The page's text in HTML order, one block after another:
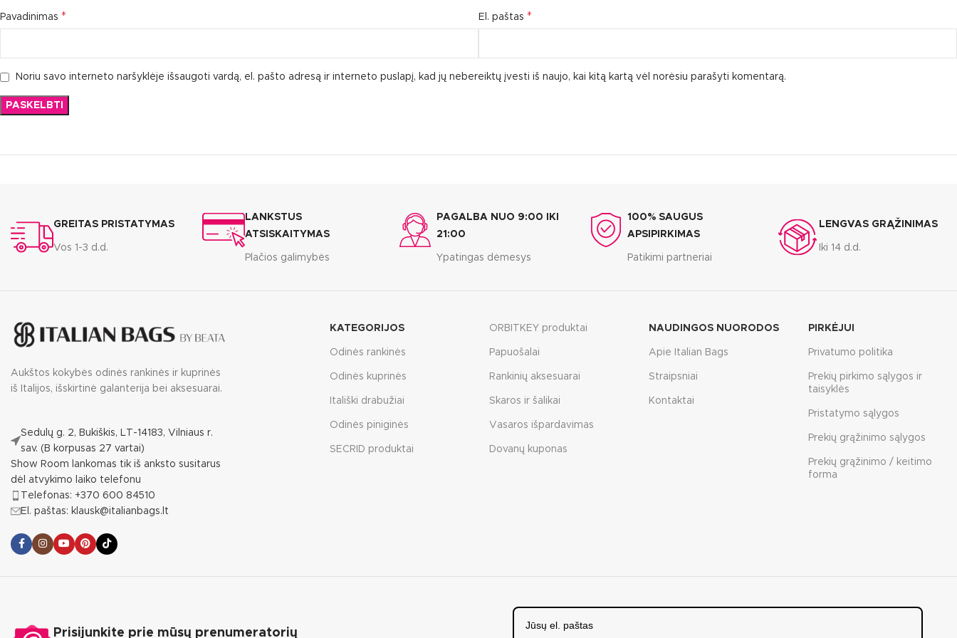
Pavadinimas * El. paštas *
Noriu savo interneto naršyklėje išsaugoti vardą, el. pašto adresą ir interneto puslapį, kad jų nebereiktų įvesti iš naujo, kai kitą kartą vėl norėsiu parašyti komentarą.
GREITAS PRISTATYMAS
Vos 1-3 d.d.
LANKSTUS
ATSISKAITYMAS
Plačios galimybės
PAGALBA NUO 9:00 IKI
21:00
Ypatingas dėmesys
100% SAUGUS
APSIPIRKIMAS
Patikimi partneriai
LENGVAS GRĄŽINIMAS
Iki 14 d.d.
Aukštos kokybės odinės rankinės ir kuprinės
iš Italijos, išskirtinė galanterija bei aksesuarai.
Sedulų g. 2, Bukiškis, LT-14183, Vilniaus r.
sav. (B korpusas 27 vartai)
Show Room lankomas tik iš anksto susitarus
dėl atvykimo laiko telefonu
Telefonas: +370 600 84510
El. paštas: klausk@italianbags.lt
KATEGORIJOS
Odinės rankinės
Odinės kuprinės
Itališki drabužiai
Odinės piniginės
SECRID produktai
ORBITKEY produktai
Papuošalai
Rankinių aksesuarai
Skaros ir šalikai
Vasaros išpardavimas
Dovanų kuponas
NAUDINGOS NUORODOS
Apie Italian Bags
Straipsniai
Kontaktai
PIRKĖJUI
Privatumo politika
Prekių pirkimo sąlygos ir
taisyklės
Pristatymo sąlygos
Prekių grąžinimo sąlygos
Prekių grąžinimo / keitimo
forma
Prisijunkite prie mūsų prenumeratorių